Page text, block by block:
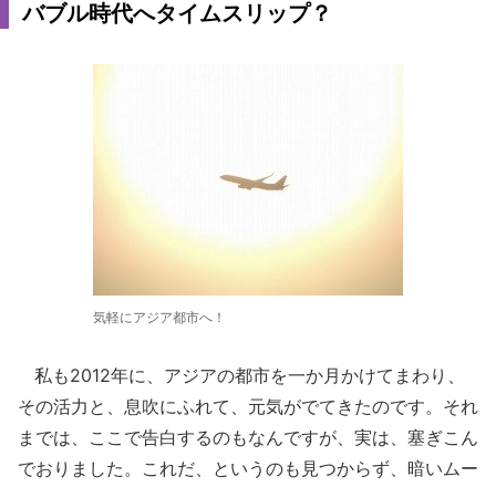
バブル時代へタイムスリップ？
気軽にアジア都市へ！
私も2012年に、アジアの都市を一か月かけてまわり、
その活力と、息吹にふれて、元気がでてきたのです。それ
までは、ここで告白するのもなんですが、実は、塞ぎこん
でおりました。これだ、というのも見つからず、暗いムー